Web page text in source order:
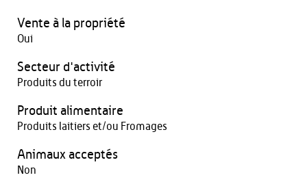
Vente à la propriété
Oui
Secteur d'activité
Produits du terroir
Produit alimentaire
Produits laitiers et/ou Fromages
Animaux acceptés
Non